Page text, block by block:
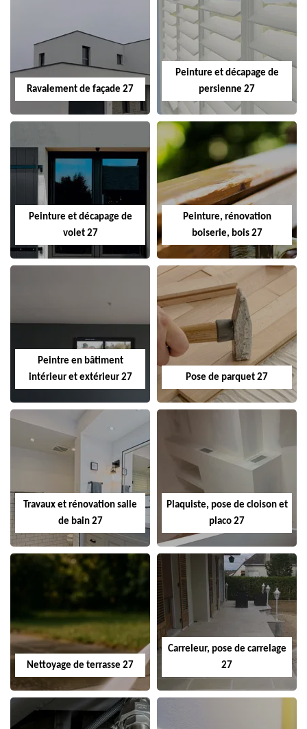
Ravalement de façade 27
Peinture et décapage de
persienne 27
Peinture et décapage de
volet 27
Peinture, rénovation
boiserie, bois 27
Peintre en bâtiment
intérieur et extérieur 27
Pose de parquet 27
Travaux et rénovation salle
de bain 27
Plaquiste, pose de cloison et
placo 27
Nettoyage de terrasse 27
Carreleur, pose de carrelage
27